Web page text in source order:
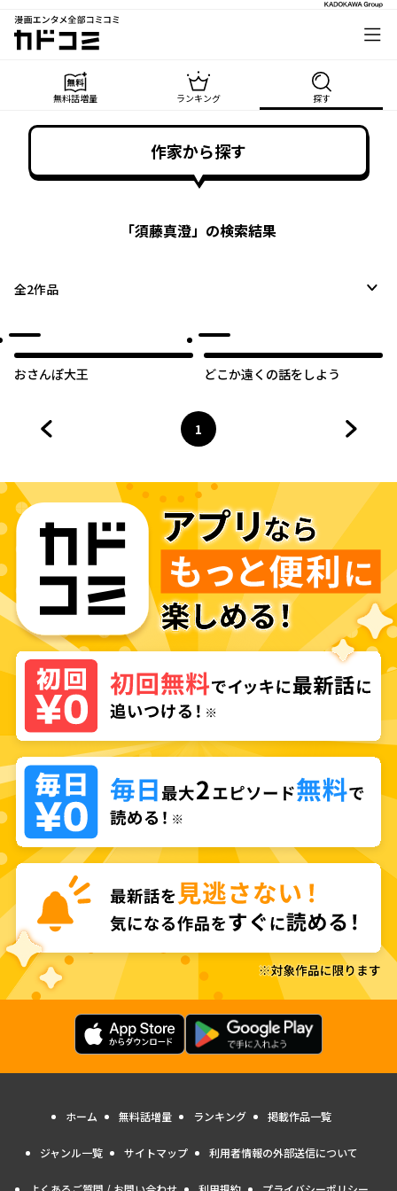
漫画エンタメ全部コミコミ
カドコミ
無料話増量 ランキング 探す
作家から探す
「須藤真澄」の検索結果
全2作品
おさんぽ大王 どこか遠くの話をしよう
ページ
1
へ
ホーム 無料話増量 ランキング 掲載作品一覧
ジャンル一覧 サイトマップ 利用者情報の外部送信について